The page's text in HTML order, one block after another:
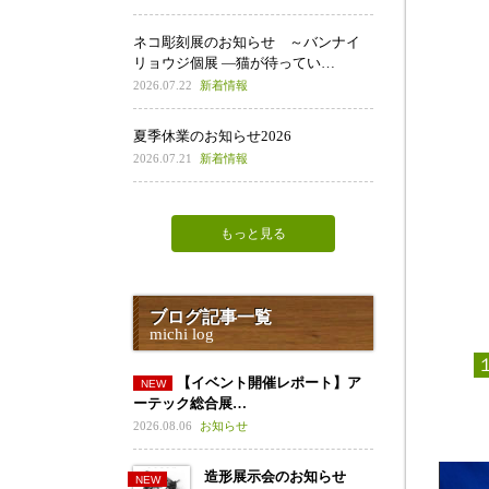
ネコ彫刻展のお知らせ ～バンナイ
リョウジ個展 ―猫が待ってい…
2026.07.22 新着情報
夏季休業のお知らせ2026
2026.07.21 新着情報
もっと見る
ブログ記事一覧
michi log
【イベント開催レポート】ア
ーテック総合展…
2026.08.06 お知らせ
造形展示会のお知らせ